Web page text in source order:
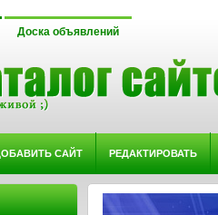
Доска объявлений
САЙТ РЕДАКТИРОВАТЬ